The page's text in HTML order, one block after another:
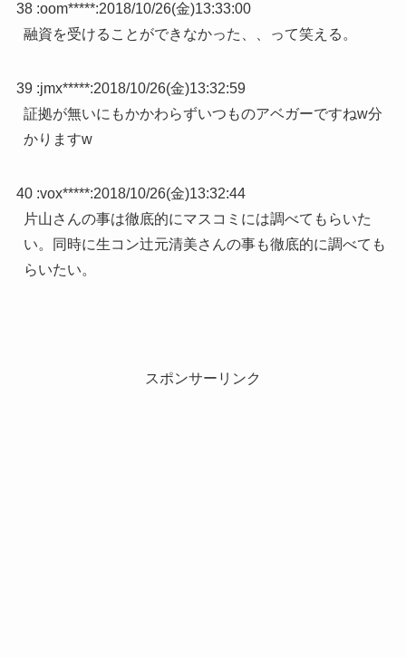
38 :oom*****:2018/10/26(金)13:33:00
融資を受けることができなかった、、って笑える。
39 :jmx*****:2018/10/26(金)13:32:59
証拠が無いにもかかわらずいつものアベガーですねw分
かりますw
40 :vox*****:2018/10/26(金)13:32:44
片山さんの事は徹底的にマスコミには調べてもらいた
い。同時に生コン辻元清美さんの事も徹底的に調べても
らいたい。
スポンサーリンク